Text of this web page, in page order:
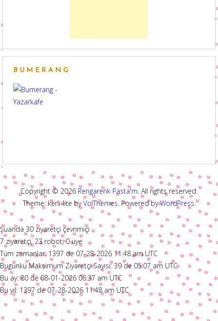
BUMERANG
Copyright © 2026 Rengarenk Pasta'm. All rights reserved.
Theme: kerli-lite byVolThemes. Powered byWordPress.
Şuanda 30 ziyaretçi çevrimiçi
7 ziyaretçi, 23 robot, 0 üye
Tüm zamanlar: 1397 de 07-28-2026 11:48 am UTC
Bugünkü Maksimum Ziyaretçi Sayısı: 39 de 05:07 am UTC
Bu ay: 80 de 08-01-2026 06:37 am UTC
Bu yıl: 1397 de 07-28-2026 11:48 am UTC